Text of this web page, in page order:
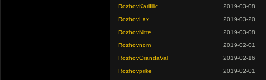
RozhovKarlIllic
2019-03-08
RozhovLax
2019-03-20
RozhovNitte
2019-03-08
Rozhovnom
2019-02-01
RozhovOrandaVal
2019-02-16
Rozhovprike
2019-02-01